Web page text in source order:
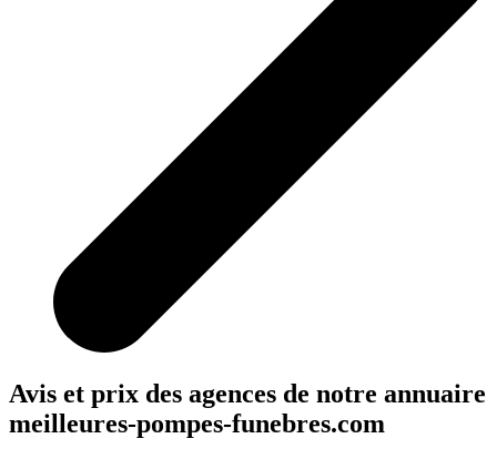
Avis et prix des agences de notre annuaire
meilleures-pompes-funebres.com